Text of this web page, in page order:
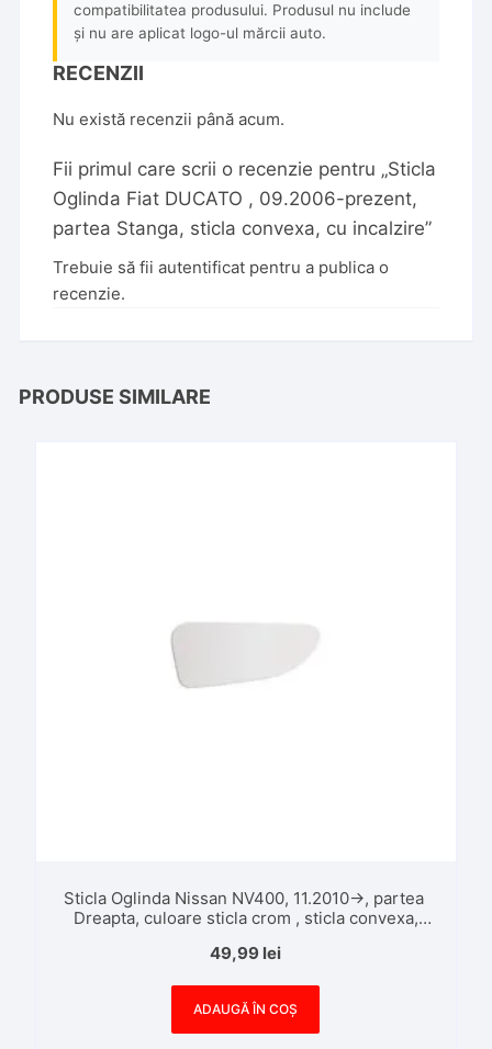
compatibilitatea produsului. Produsul nu include
și nu are aplicat logo-ul mărcii auto.
RECENZII
Nu există recenzii până acum.
Fii primul care scrii o recenzie pentru „Sticla
Oglinda Fiat DUCATO , 09.2006-prezent,
partea Stanga, sticla convexa, cu incalzire”
Trebuie să fiiautentificat pentru a publica o
recenzie.
PRODUSE SIMILARE
Sticla Oglinda Nissan NV400, 11.2010->, partea
Dreapta, culoare sticla crom , sticla convexa,
49,99 lei
ADAUGĂ ÎN COȘ